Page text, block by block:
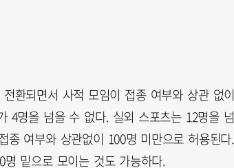
환되면서 사적 모임이 접종 여부와 상관 없이
4명을 넘을 수 없다. 실외 스포츠는 12명을 넘
여부와 상관없이 100명 미만으로 허용된다.
밑으로 모이는 것도 가능하다.